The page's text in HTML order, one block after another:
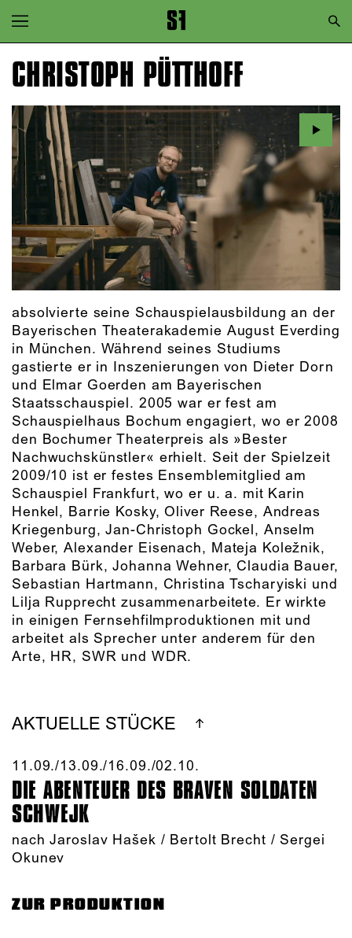
Zur Hauptnavigation springen
Zum Hauptinhalt springen
CHRISTOPH PÜTTHOFF
absolvierte seine Schauspielausbildung an der
Bayerischen Theaterakademie August Everding
in München. Während seines Studiums
gastierte er in Inszenierungen von Dieter Dorn
und Elmar Goerden am Bayerischen
Staatsschauspiel. 2005 war er fest am
Schauspielhaus Bochum engagiert, wo er 2008
den Bochumer Theaterpreis als »Bester
Nachwuchskünstler« erhielt. Seit der Spielzeit
2009/10 ist er festes Ensemblemitglied am
Schauspiel Frankfurt, wo er u. a. mit Karin
Henkel, Barrie Kosky, Oliver Reese, Andreas
Kriegenburg, Jan-Christoph Gockel, Anselm
Weber, Alexander Eisenach, Mateja Koležnik,
Barbara Bürk, Johanna Wehner, Claudia Bauer,
Sebastian Hartmann, Christina Tscharyiski und
Lilja Rupprecht zusammenarbeitete. Er wirkte
in einigen Fernsehfilmproduktionen mit und
arbeitet als Sprecher unter anderem für den
Arte, HR, SWR und WDR.
AKTUELLE STÜCKE
11.09./​13.09./​16.09./​02.10.​
DIE ABENTEUER DES BRAVEN SOLDATEN
SCHWEJK
nach Jaroslav Hašek / Bertolt Brecht / Sergei
Okunev
ZUR PRODUKTION